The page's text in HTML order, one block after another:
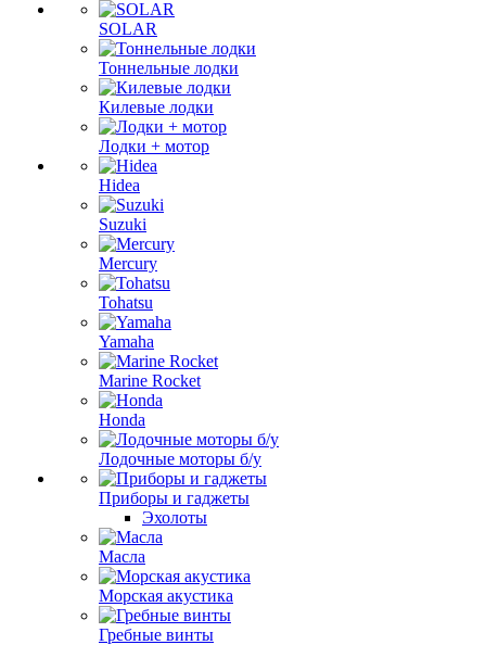
SOLAR
Тоннельные лодки
Килевые лодки
Лодки + мотор
Hidea
Suzuki
Mercury
Tohatsu
Yamaha
Marine Rocket
Honda
Лодочные моторы б/у
Приборы и гаджеты
Эхолоты
Масла
Морская акустика
Гребные винты